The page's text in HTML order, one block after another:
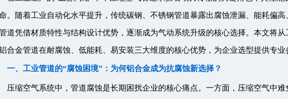
。随着工业自动化水平提升，传统碳钢、不锈钢管道暴露出腐蚀泄漏、能耗偏
道凭借材质特性与结构设计优势，逐渐成为气动系统升级的核心选择。本文将
合金管道在耐腐蚀、低能耗、易安装三大维度的核心优势，为企业选型提供专业
一、工业管道的“腐蚀困境”：为何铝合金成为抗腐蚀新选择？
压缩空气系统中，管道腐蚀是长期困扰企业的核心痛点。一方面，压缩空气中